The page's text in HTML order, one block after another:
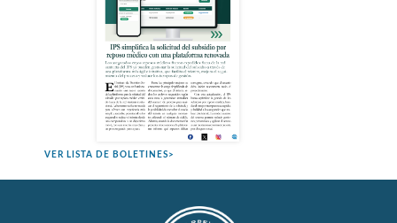
VER LISTA DE BOLETINES>